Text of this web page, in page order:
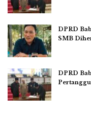
DPRD
SMB
DPRD